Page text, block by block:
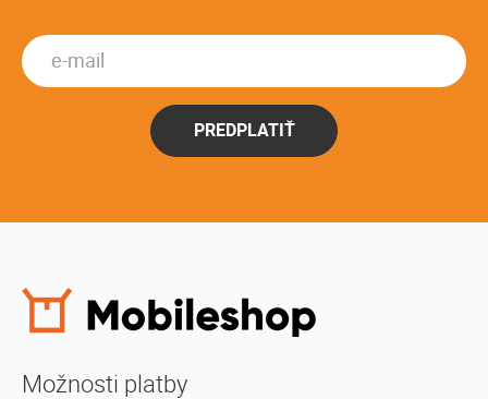
PREDPLATIŤ
Možnosti platby